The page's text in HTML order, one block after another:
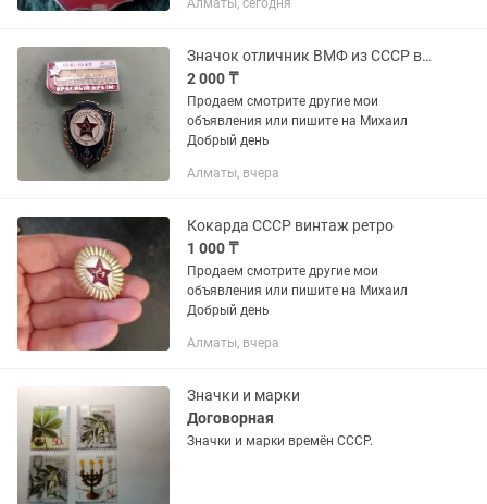
Алматы, сегодня
Значок отличник ВМФ из СССР винтаж
2 000 ₸
Продаем смотрите другие мои
объявления или пишите на Михаил
Добрый день
Алматы, вчера
Кокарда СССР винтаж ретро
1 000 ₸
Продаем смотрите другие мои
объявления или пишите на Михаил
Добрый день
Алматы, вчера
Значки и марки
Договорная
Значки и марки времён СССР.